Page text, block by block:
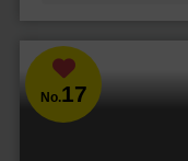
No.17